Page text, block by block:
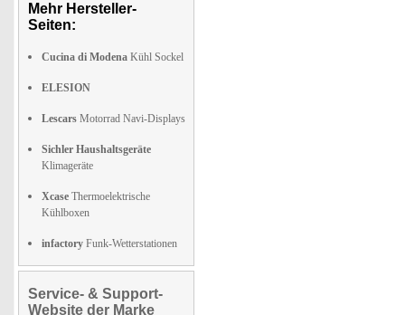
Mehr Hersteller-
Seiten:
Cucina di Modena Kühl Sockel
ELESION
Lescars Motorrad Navi-Displays
Sichler Haushaltsgeräte
Klimageräte
Xcase Thermoelektrische
Kühlboxen
infactory Funk-Wetterstationen
Service- & Support-
Website der Marke